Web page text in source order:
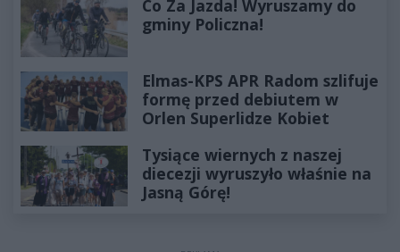
Co Za Jazda! Wyruszamy do
gminy Policzna!
Elmas-KPS APR Radom szlifuje
formę przed debiutem w
Orlen Superlidze Kobiet
Tysiące wiernych z naszej
diecezji wyruszyło właśnie na
Jasną Górę!